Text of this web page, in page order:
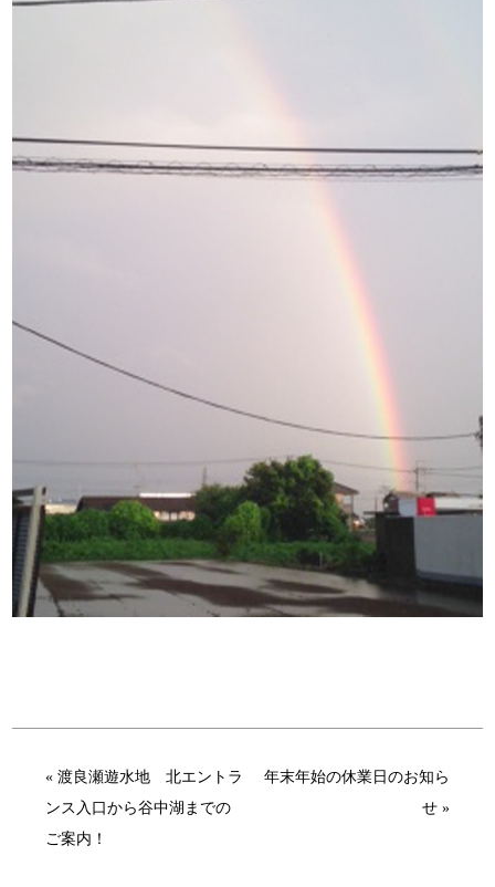
« 渡良瀬遊水地 北エントラ
ンス入口から谷中湖までの
ご案内！
年末年始の休業日のお知ら
せ »